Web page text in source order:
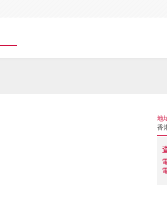
地
香